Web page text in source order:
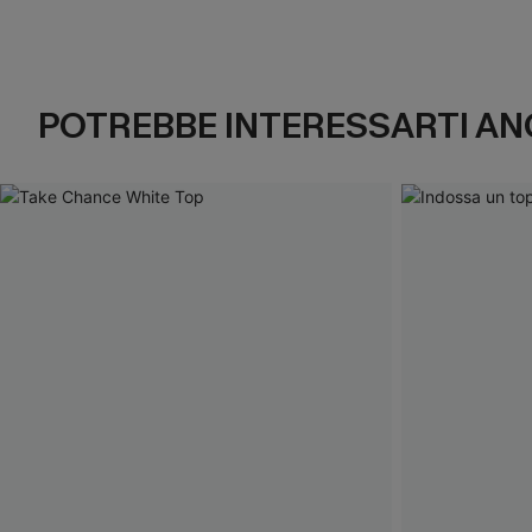
POTREBBE INTERESSARTI